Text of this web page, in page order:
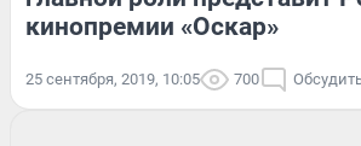
кинопремии «Оскар»
25 сентября, 2019, 10:05 700